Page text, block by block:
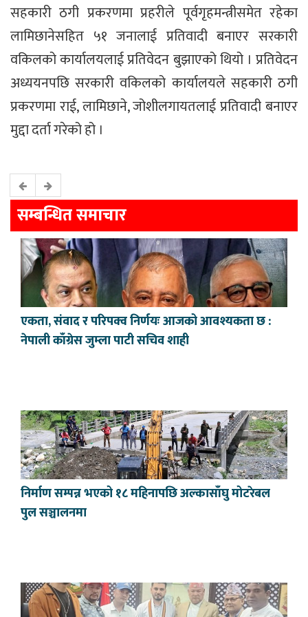
सहकारी ठगी प्रकरणमा प्रहरीले पूर्वगृहमन्त्रीसमेत रहेका
लामिछानेसहित ५१ जनालाई प्रतिवादी बनाएर सरकारी
वकिलको कार्यालयलाई प्रतिवेदन बुझाएको थियो । प्रतिवेदन
अध्ययनपछि सरकारी वकिलको कार्यालयले सहकारी ठगी
प्रकरणमा राई, लामिछाने, जोशीलगायतलाई प्रतिवादी बनाएर
मुद्दा दर्ता गरेको हो ।
सम्बन्धित समाचार
एकता, संवाद र परिपक्व निर्णयः आजको आवश्यकता छ :
नेपाली काँग्रेस जुम्ला पाटी सचिव शाही
निर्माण सम्पन्न भएको १८ महिनापछि अल्कासाँघु मोटरेबल
पुल सञ्चालनमा